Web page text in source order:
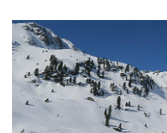
Schwierigkeitsgrad:
von
Kondition (Tourdauer):